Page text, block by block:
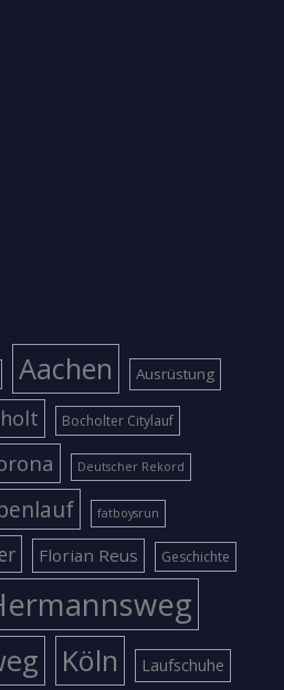
Aachen Ausrüstung
Bocholter Citylauf
Deutscher Rekord
fatboysrun
Florian Reus Geschichte
Köln Laufschuhe